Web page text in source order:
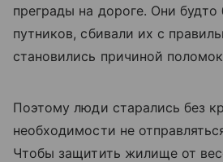
преграды на дороге. Они будто
путников, сбивали их с
становились причиной
Поэтому люди старались без
необходимости не
Чтобы защитить жилище от